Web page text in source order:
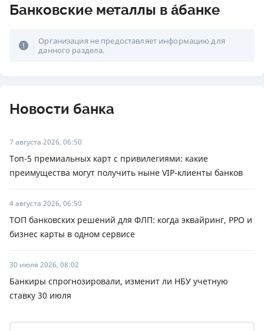
Банковские металлы в а́банке
Организация не предоставляет информацию для
данного раздела.
Новости банка
7 августа 2026, 06:50
Топ-5 премиальных карт с привилегиями: какие
преимущества могут получить ныне VIP-клиенты банков
4 августа 2026, 06:50
ТОП банковских решений для ФЛП: когда эквайринг, РРО и
бизнес карты в одном сервисе
30 июля 2026, 08:02
Банкиры спрогнозировали, изменит ли НБУ учетную
ставку 30 июля